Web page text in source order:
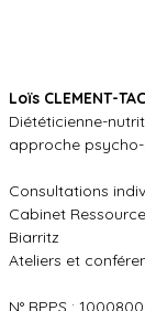
Loïs CLEMENT-
Diététicienne-
approche
Consultations
Cabinet
Biarritz
Ateliers et
N° RPPS :